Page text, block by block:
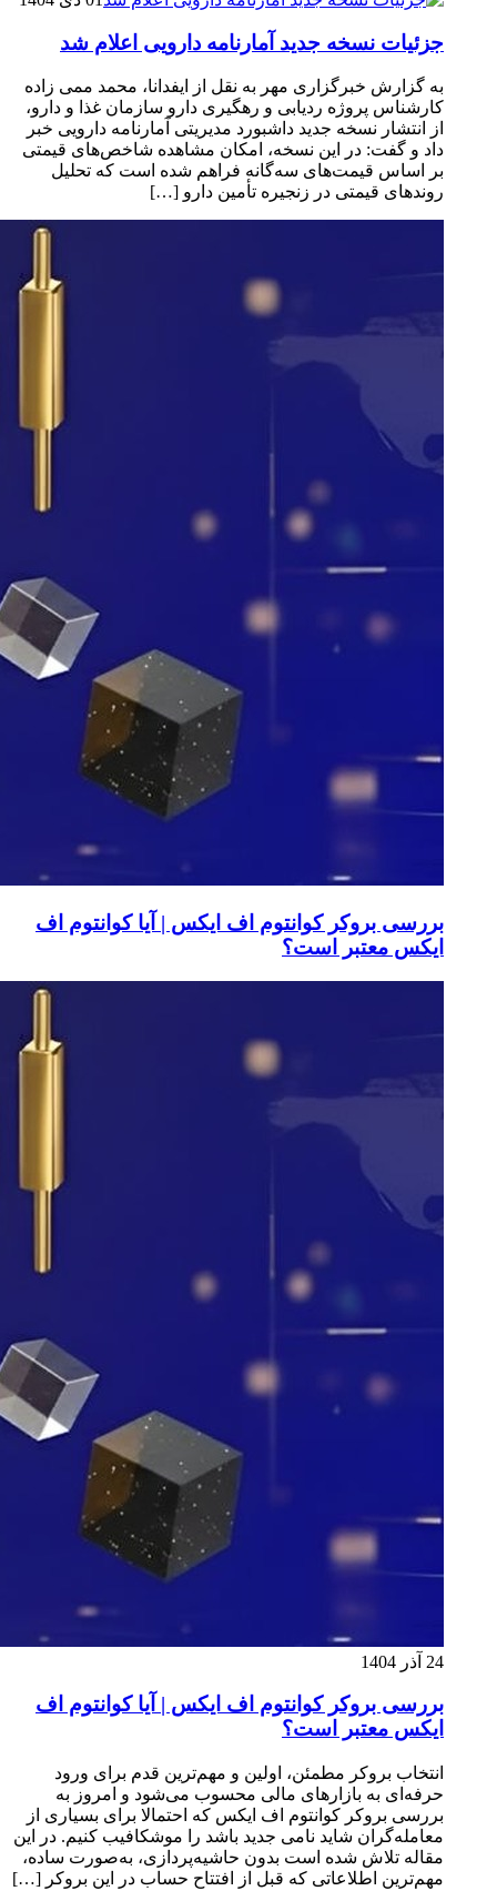
جزئیات نسخه جدید آمارنامه دارویی اعلام شد
به گزارش خبرگزاری مهر به نقل از ایفدانا، محمد ممی زاده
کارشناس پروژه ردیابی و رهگیری دارو سازمان غذا و دارو،
از انتشار نسخه جدید داشبورد مدیریتی آمارنامه دارویی خبر
داد و گفت: در این نسخه، امکان مشاهده شاخص‌های قیمتی
بر اساس قیمت‌های سه‌گانه فراهم شده است که تحلیل
روندهای قیمتی در زنجیره تأمین دارو […]
بررسی بروکر کوانتوم اف ایکس | آیا کوانتوم اف
ایکس معتبر است؟
24 آذر 1404
بررسی بروکر کوانتوم اف ایکس | آیا کوانتوم اف
ایکس معتبر است؟
انتخاب بروکر مطمئن، اولین و مهم‌ترین قدم برای ورود
حرفه‌ای به بازارهای مالی محسوب می‌شود و امروز به
بررسی بروکر کوانتوم اف ایکس که احتمالا برای بسیاری از
معامله‌گران شاید نامی جدید باشد را موشکافیب کنیم. در این
مقاله تلاش شده است بدون حاشیه‌پردازی، به‌صورت ساده،
مهم‌ترین اطلاعاتی که قبل از افتتاح حساب در این بروکر […]